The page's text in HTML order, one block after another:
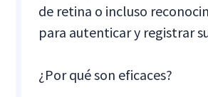
de retina o incluso
para autenticar y registrar
¿Por qué son eficaces?